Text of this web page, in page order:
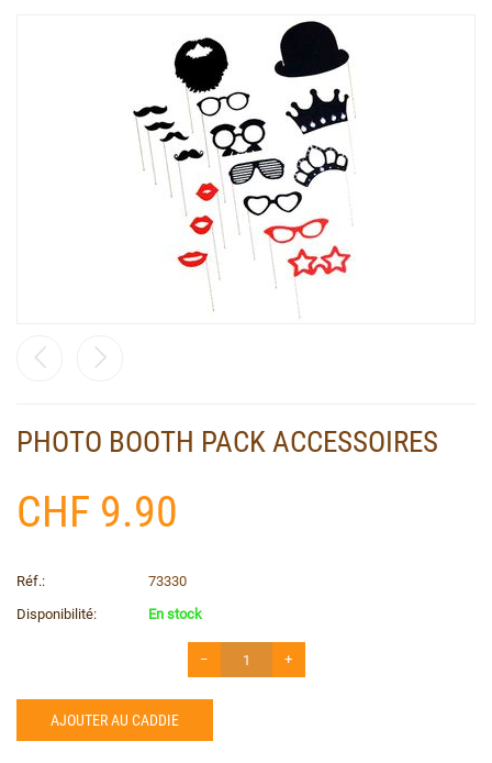
PHOTO BOOTH PACK ACCESSOIRES
CHF 9.90
Réf.:
73330
Disponibilité:
En stock
− +
AJOUTER AU CADDIE